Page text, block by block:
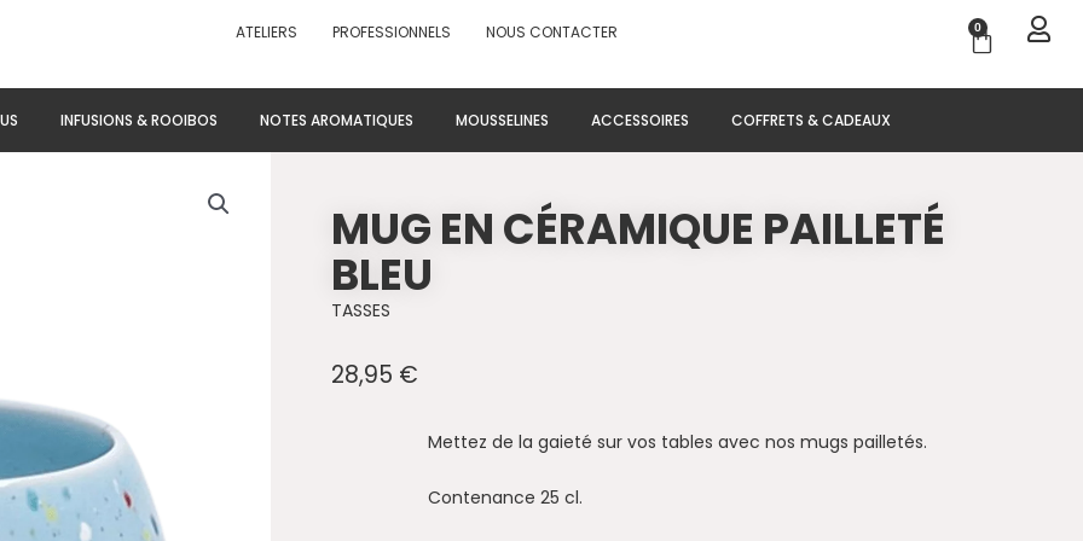
ATELIERS PROFESSIONNELS NOUS CONTACTER 0
Panier
INFUSIONS & ROOIBOS NOTES AROMATIQUES MOUSSELINES ACCESSOIRES COFFRETS & CADEAUX
MUG EN CÉRAMIQUE PAILLETÉ
BLEU
TASSES
28,95 €
Mettez de la gaieté sur vos tables avec nos mugs pailletés.
Contenance 25 cl.